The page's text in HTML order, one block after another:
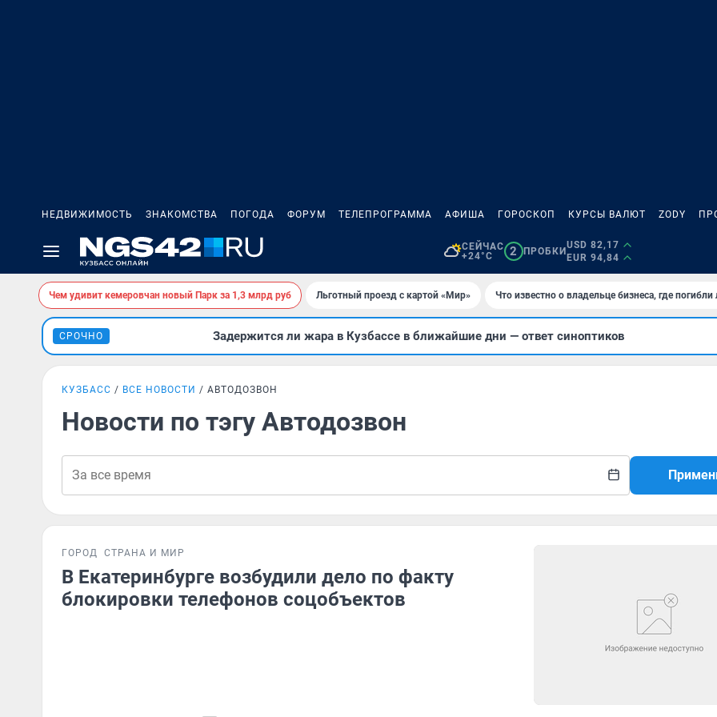
НЕДВИЖИМОСТЬ ЗНАКОМСТВА ПОГОДА ФОРУМ ТЕЛЕПРОГРАММА АФИША ГОРОСКОП КУРСЫ ВАЛЮТ ZODY
СЕЙЧАС
+24°C
2 ПРОБКИ
USD 82,17
EUR 94,84
Чем удивит кемеровчан новый Парк за 1,3 млрд руб Льготный проезд с картой «Мир» Что известно о владельце бизнеса, где
СРОЧНО Задержится ли жара в Кузбассе в ближайшие дни — ответ синоптиков
КУЗБАСС ВСЕ НОВОСТИ АВТОДОЗВОН
Новости по тэгу Автодозвон
ГОРОД СТРАНА И МИР
В Екатеринбурге возбудили дело по факту
блокировки телефонов соцобъектов